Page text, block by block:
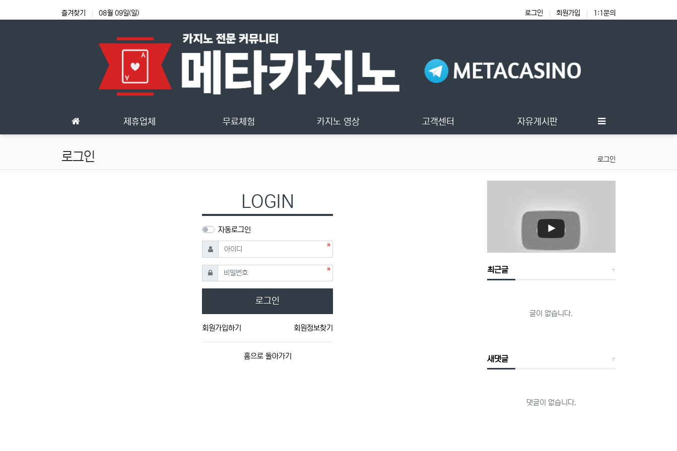
즐겨찾기 08월 09일(일) 로그인 회원가입 1:1문의
제휴업체 무료체험 카지노 영상 고객센터 자유게시판
로그인 로그인
LOGIN
자동로그인
아이디
필수
비밀번호필수
로그인
회원가입하기 회원정보찾기
홈으로 돌아가기
최근글
글이 없습니다.
새댓글
댓글이 없습니다.